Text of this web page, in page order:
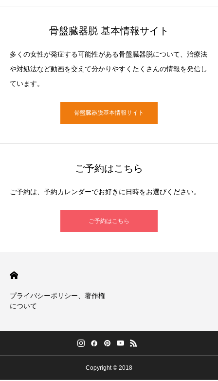
骨盤臓器脱 基本情報サイト
多くの女性が発症する可能性がある骨盤臓器脱について、治療法
や対処法など動画を交えて分かりやすくたくさんの情報を発信し
ています。
骨盤臓器脱基本情報サイト
ご予約はこちら
ご予約は、予約カレンダーでお好きに日時をお選びください。
ご予約はこちら
プライバシーポリシー、著作権
について
Copyright © 2018